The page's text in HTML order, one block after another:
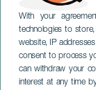
With your
technologies to
website, IP
consent to process
can withdraw your
interest at any time
TENERIFE